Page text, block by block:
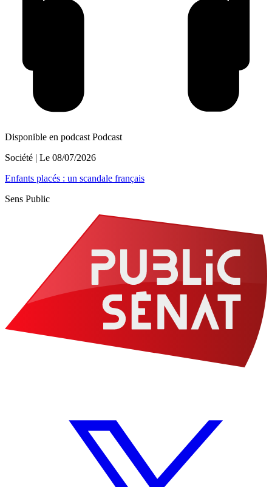
Disponible en podcast Podcast
Société | Le 08/07/2026
Enfants placés : un scandale français
Sens Public